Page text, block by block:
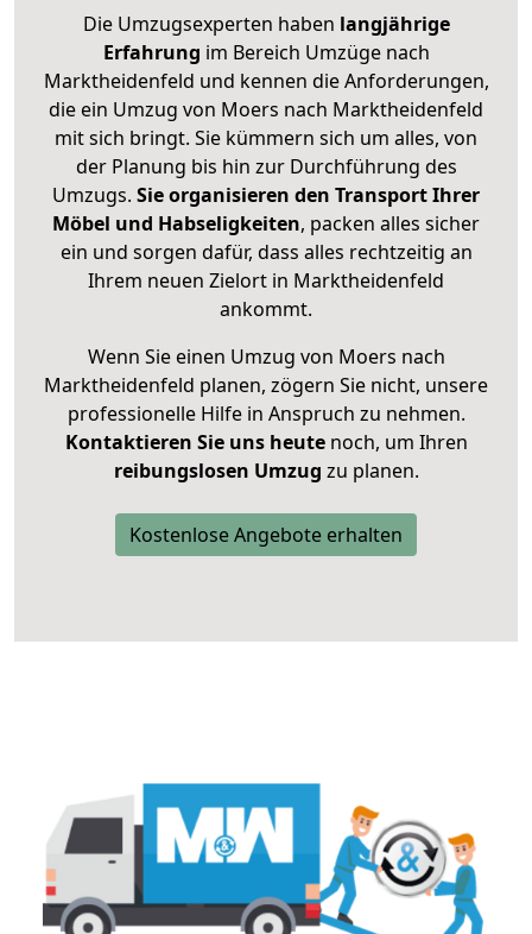
Die Umzugsexperten haben langjährige
Erfahrung im Bereich Umzüge nach
Marktheidenfeld und kennen die Anforderungen,
die ein Umzug von Moers nach Marktheidenfeld
mit sich bringt. Sie kümmern sich um alles, von
der Planung bis hin zur Durchführung des
Umzugs. Sie organisieren den Transport Ihrer
Möbel und Habseligkeiten, packen alles sicher
ein und sorgen dafür, dass alles rechtzeitig an
Ihrem neuen Zielort in Marktheidenfeld
ankommt.
Wenn Sie einen Umzug von Moers nach
Marktheidenfeld planen, zögern Sie nicht, unsere
professionelle Hilfe in Anspruch zu nehmen.
Kontaktieren Sie uns heutenoch, um Ihren
reibungslosen Umzug zu planen.
Kostenlose Angebote erhalten